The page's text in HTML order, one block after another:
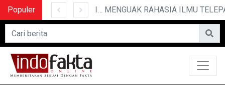
Populer MENGUAK RAHASIA ILMU TELEPATI